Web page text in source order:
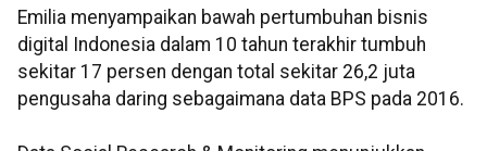
Emilia menyampaikan bawah pertumbuhan bisnis
digital Indonesia dalam 10 tahun terakhir tumbuh
sekitar 17 persen dengan total sekitar 26,2 juta
pengusaha daring sebagaimana data BPS pada 2016.